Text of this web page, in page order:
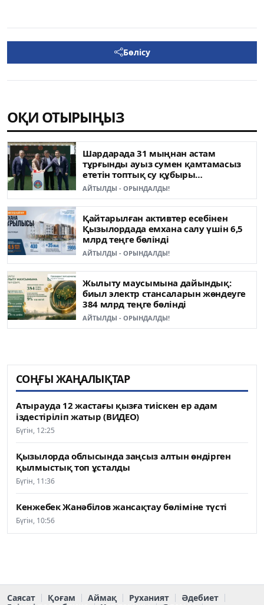
Бөлісу
ОҚИ ОТЫРЫҢЫЗ
Шардарада 31 мыңнан астам
тұрғынды ауыз сумен қамтамасыз
ететін топтық су құбыры
пайдалануға берілді
АЙТЫЛДЫ - ОРЫНДАЛДЫ!
Қайтарылған активтер есебінен
Қызылордада емхана салу үшін 6,5
млрд теңге бөлінді
АЙТЫЛДЫ - ОРЫНДАЛДЫ!
Жылыту маусымына дайындық:
биыл электр стансаларын жөндеуге
384 млрд теңге бөлінді
АЙТЫЛДЫ - ОРЫНДАЛДЫ!
СОҢҒЫ ЖАҢАЛЫҚТАР
Атырауда 12 жастағы қызға тиіскен ер адам
іздестіріліп жатыр (ВИДЕО)
Бүгін, 12:25
Қызылорда облысында заңсыз алтын өндірген
қылмыстық топ ұсталды
Бүгін, 11:36
Кенжебек Жанәбілов жансақтау бөліміне түсті
Бүгін, 10:56
Саясат Қоғам Аймақ Руханият
Әдебиет